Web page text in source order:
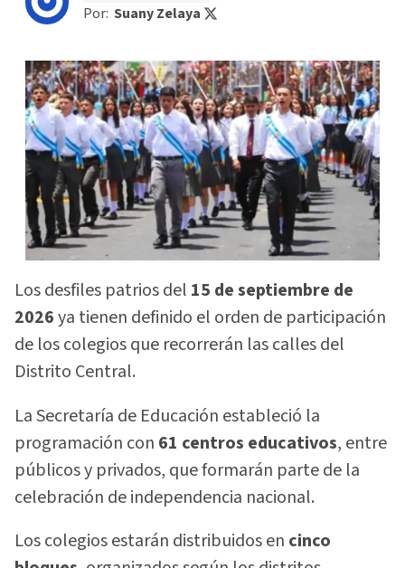
Por: Suany Zelaya
Los desfiles patrios del 15 de septiembre de
2026ya tienen definido el orden de participación
de los colegios que recorrerán las calles del
Distrito Central.
La Secretaría de Educación estableció la
programación con 61 centros educativos, entre
públicos y privados, que formarán parte de la
celebración de independencia nacional.
Los colegios estarán distribuidos en cinco